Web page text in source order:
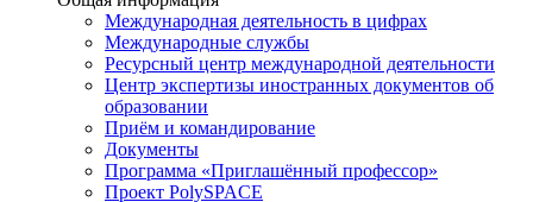
Международная деятельность в цифрах
Международные службы
Ресурсный центр международной деятельности
Центр экспертизы иностранных документов об
образовании
Приём и командирование
Документы
Программа «Приглашённый профессор»
Проект PolySPACE